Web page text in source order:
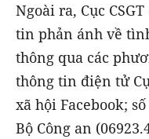
Ngoài ra, Cục
tin phản ánh về
thông qua các
thông tin điện tử
xã hội Facebook;
Bộ Công an